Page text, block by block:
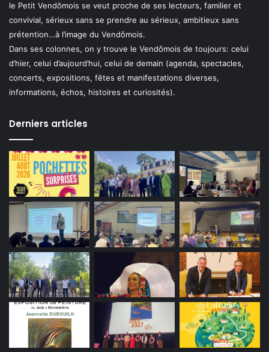
le Petit Vendômois se veut proche de ses lecteurs, familier et
convivial, sérieux sans se prendre au sérieux, ambitieux sans
prétention…à l’image du Vendômois.
Dans ses colonnes, on y trouve le Vendômois de toujours: celui
d’hier, celui d’aujourd’hui, celui de demain (agenda, spectacles,
concerts, expositions, fêtes et manifestations diverses,
informations, échos, histoires et curiosités).
Derniers articles